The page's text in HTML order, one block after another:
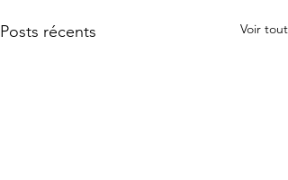
Posts récents Voir tout